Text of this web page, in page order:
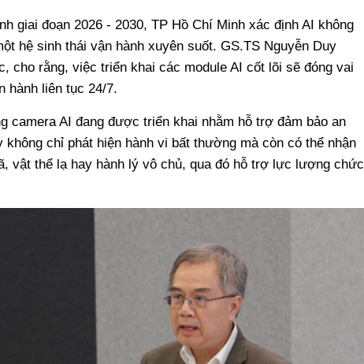
giai đoạn 2026 - 2030, TP Hồ Chí Minh xác định AI không
hệ sinh thái vận hành xuyên suốt. GS.TS Nguyễn Duy
cho rằng, việc triển khai các module AI cốt lõi sẽ đóng vai
hành liên tục 24/7.
camera AI đang được triển khai nhằm hỗ trợ đảm bảo an
chỉ phát hiện hành vi bất thường mà còn có thể nhận
vật thể lạ hay hành lý vô chủ, qua đó hỗ trợ lực lượng chức